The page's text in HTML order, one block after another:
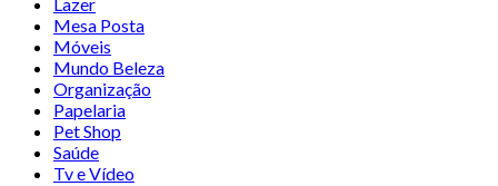
Mesa Posta
Móveis
Mundo Beleza
Organização
Papelaria
Pet Shop
Saúde
Tv e Vídeo